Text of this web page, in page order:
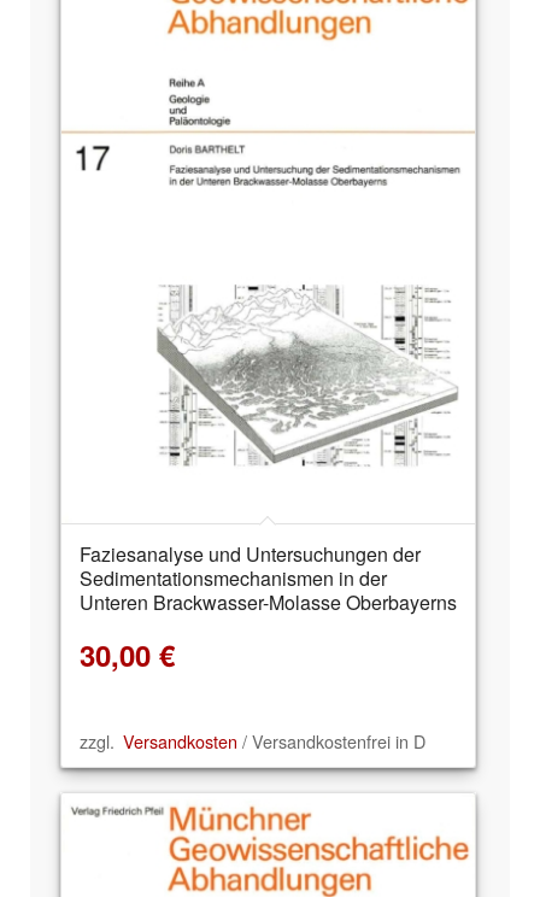
Faziesanalyse und Untersuchungen der
Sedimentationsmechanismen in der
Unteren Brackwasser-Molasse Oberbayerns
30,00 €
zzgl. Versandkosten / Versandkostenfrei in D